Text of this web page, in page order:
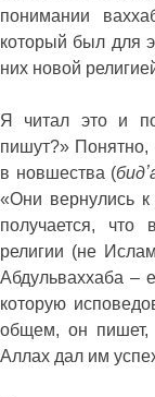
понимании
который был для
них новой
Я читал это и
пишут?»
в новшества (
«Они вернулись
получается, что
религии (не
Абдульваххаба –
которую
общем, он
Аллах дал им